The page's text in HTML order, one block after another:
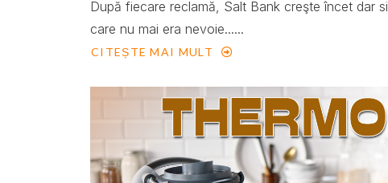
După fiecare reclamă, Salt Bank creşte încet dar
care nu mai era nevoie......
CITEȘTE MAI MULT